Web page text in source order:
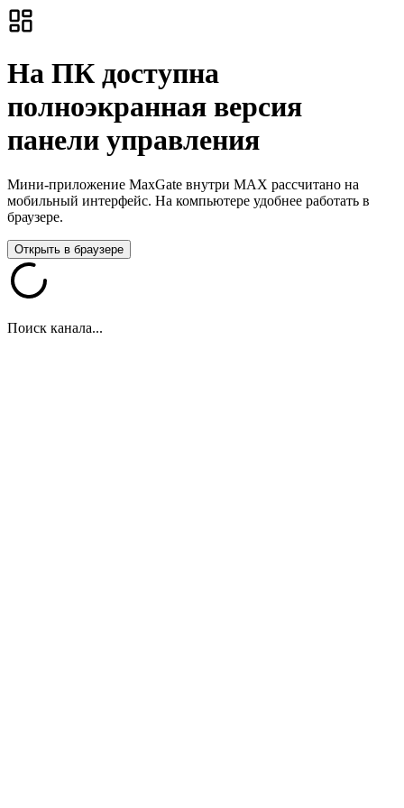
На ПК доступна
полноэкранная версия
панели управления
Мини-приложение MaxGate внутри MAX рассчитано на
мобильный интерфейс. На компьютере удобнее работать в
браузере.
Открыть в браузере
Поиск канала...